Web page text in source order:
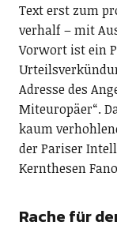
Text erst zum
verhalf – mit
Vorwort ist ein
Adresse des
Miteuropäer“.
kaum
der Pariser
Kernthesen
Rache für